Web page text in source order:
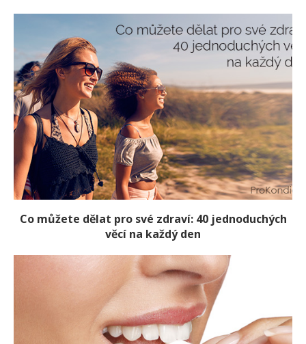
Co můžete dělat pro své zdraví: 40 jednoduchých
věcí na každý den